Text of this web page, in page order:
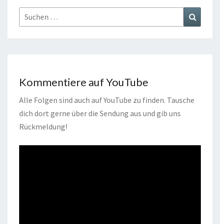
Suchen
nach:
Kommentiere auf YouTube
Alle Folgen sind auch auf YouTube zu finden. Tausche
dich dort gerne über die Sendung aus und gib uns
Rückmeldung!